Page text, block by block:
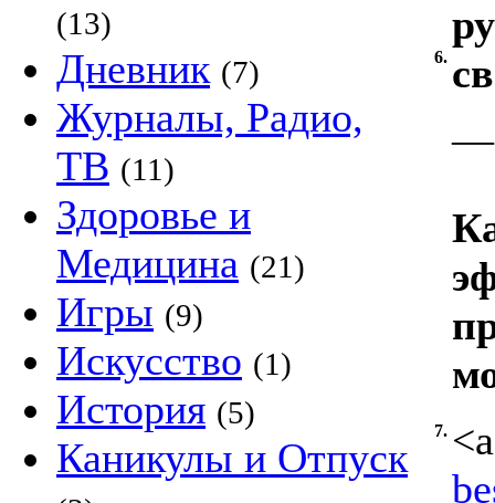
(13)
Дневник (7)
Журналы, Радио,
ТВ (11)
Здоровье и
Медицина (21)
Игры (9)
Искусство (1)
История (5)
Каникулы и Отпуск
6.
—
7.